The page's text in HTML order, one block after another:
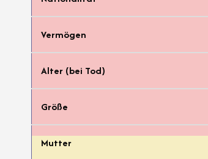
Vermögen
Alter (bei Tod)
Größe
Mutter